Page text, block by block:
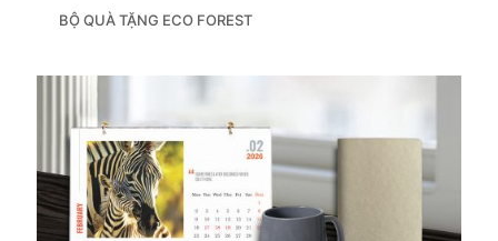
BỘ QUÀ TẶNG ECO FOREST